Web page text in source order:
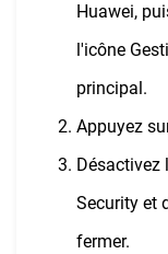
Huawei,
l'icône
principal.
Appuyez
Désactivez
Security et
fermer.